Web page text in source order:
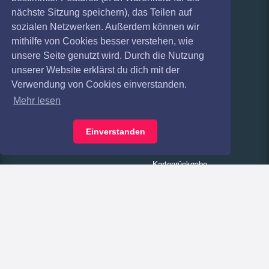
nächste Sitzung speichern), das Teilen auf
sozialen Netzwerken. Außerdem können wir
mithilfe von Cookies besser verstehen, wie
unsere Seite genutzt wird. Durch die Nutzung
unserer Website erklärst du dich mit der
Verwendung von Cookies einverstanden.
Mehr lesen
Einverstanden
Haftungsausschluss
Datenschutz
Widerruf
Versandarten
Zahlungsarten
FAQ
Gutscheine
Geschäftskunden
Kartenrückgabe